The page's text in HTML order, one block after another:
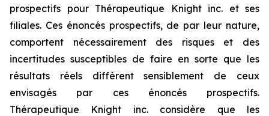
prospectifs pour Thérapeutique Knight inc. et ses
filiales. Ces énoncés prospectifs, de par leur nature,
comportent nécessairement des risques et des
incertitudes susceptibles de faire en sorte que les
résultats réels diffèrent sensiblement de ceux
envisagés par ces énoncés prospectifs.
Thérapeutique Knight inc. considère que les